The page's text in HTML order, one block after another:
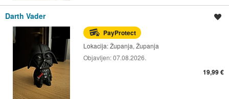
Darth Vader
PayProtect
Lokacija:Županja, Županja
Objavljen:07.08.2026.
19,99 €